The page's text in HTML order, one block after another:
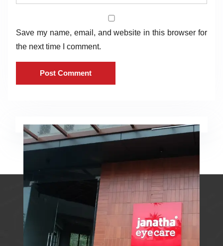
Save my name, email, and website in this browser for
the next time I comment.